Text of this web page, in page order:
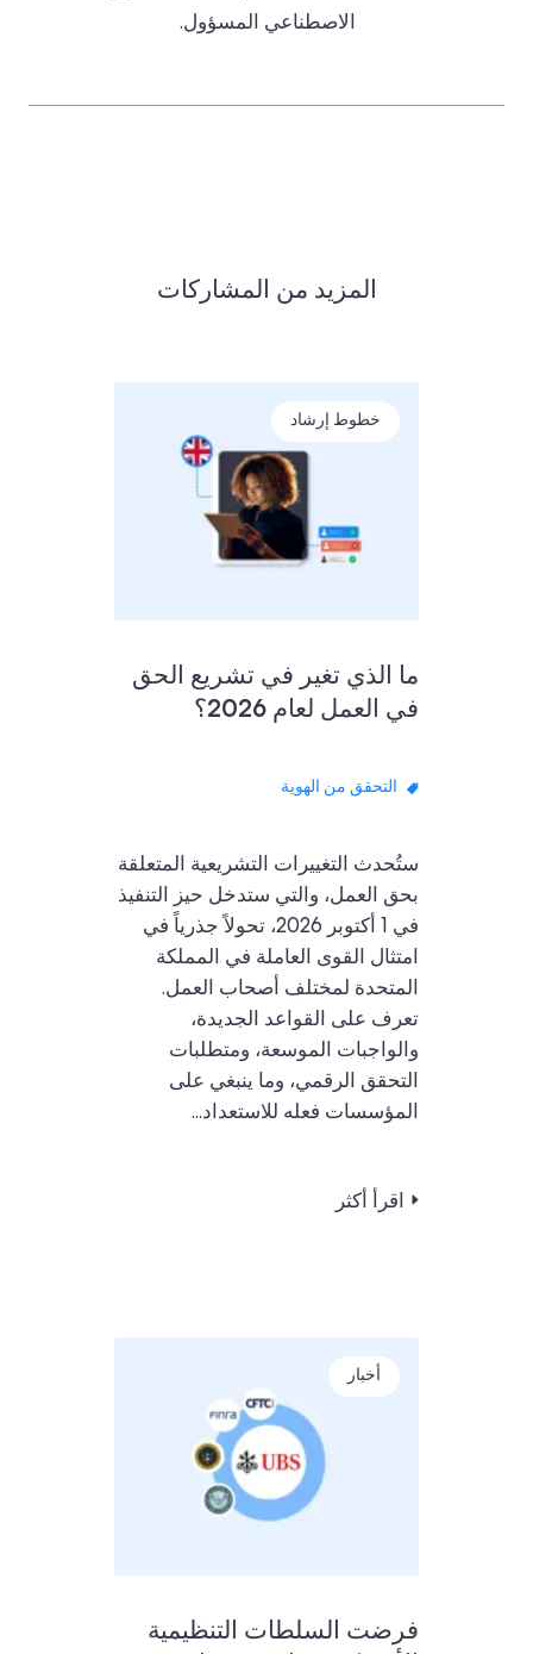
الاصطناعي المسؤول.
المزيد من المشاركات
خطوط إرشاد
ما الذي تغير في تشريع الحق
في العمل لعام 2026؟
التحقق من الهوية
ستُحدث التغييرات التشريعية المتعلقة
بحق العمل، والتي ستدخل حيز التنفيذ
في 1 أكتوبر 2026، تحولاً جذرياً في
امتثال القوى العاملة في المملكة
المتحدة لمختلف أصحاب العمل.
تعرف على القواعد الجديدة،
والواجبات الموسعة، ومتطلبات
التحقق الرقمي، وما ينبغي على
المؤسسات فعله للاستعداد...
اقرأ أكثر
أخبار
فرضت السلطات التنظيمية